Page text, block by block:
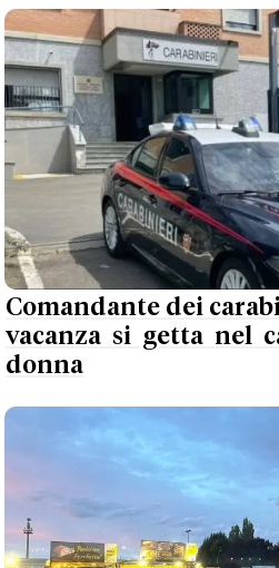
Comandante dei
vacanza si getta nel
donna